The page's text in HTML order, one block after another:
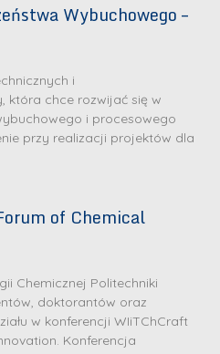
Wybuchowego –
i
która chce rozwijać się w
i procesowego
przy realizacji projektów dla
of Chemical
Chemicznej Politechniki
doktorantów oraz
w konferencji WIiTChCraft
Konferencja